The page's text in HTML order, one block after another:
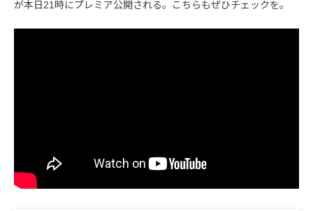
が本日21時にプレミア公開される。こちらもぜひチェックを。